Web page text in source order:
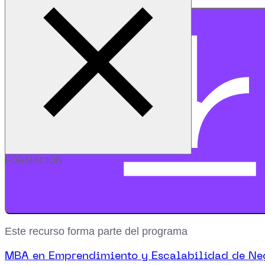
FORMACIÓN
Descargar recurso
Este recurso forma parte del programa
MBA en Emprendimiento y Escalabilidad de